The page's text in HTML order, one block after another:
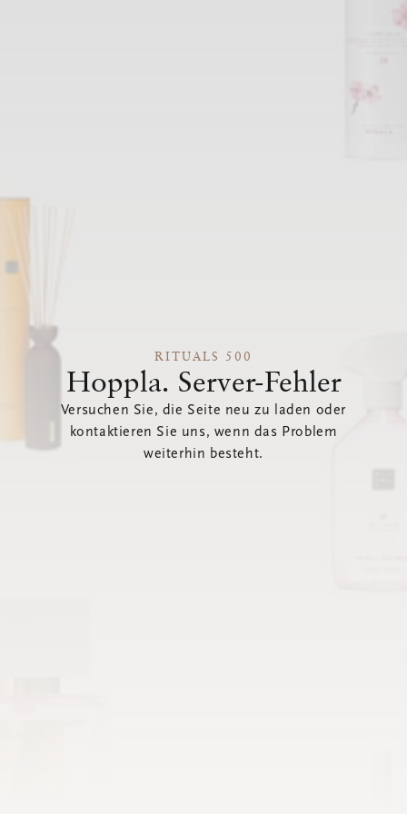
RITUALS 500
Hoppla. Server-Fehler
Versuchen Sie, die Seite neu zu laden oder
kontaktieren Sie uns, wenn das Problem
weiterhin besteht.